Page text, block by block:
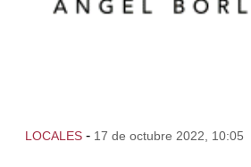
LOCALES - 17 de octubre 2022, 10:05